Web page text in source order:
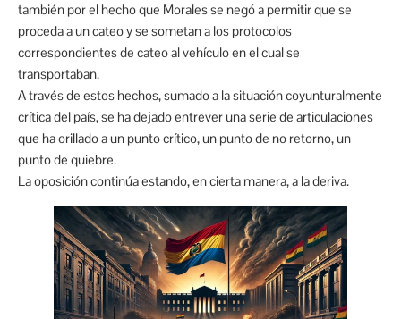
también por el hecho que Morales se negó a permitir que se
proceda a un cateo y se sometan a los protocolos
correspondientes de cateo al vehículo en el cual se
transportaban.
A través de estos hechos, sumado a la situación coyunturalmente
crítica del país, se ha dejado entrever una serie de articulaciones
que ha orillado a un punto crítico, un punto de no retorno, un
punto de quiebre.
La oposición continúa estando, en cierta manera, a la deriva.